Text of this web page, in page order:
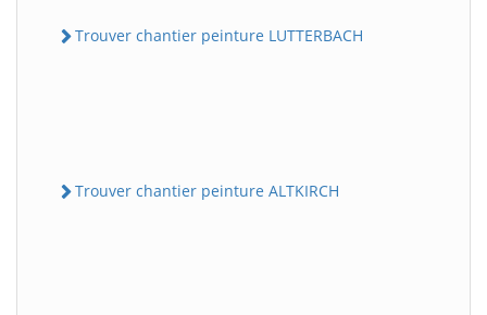
Trouver chantier peinture LUTTERBACH
Trouver chantier peinture ALTKIRCH